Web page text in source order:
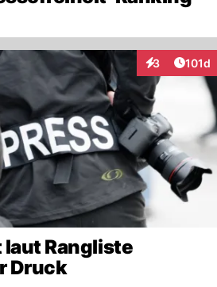
3
Interaktionen
101d
Rangliste
Druck